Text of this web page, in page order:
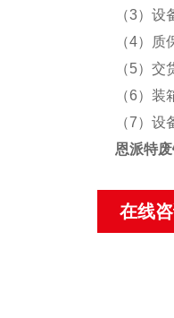
（3）
（4）质
（5）
（6）装
（7）
恩派特
在线